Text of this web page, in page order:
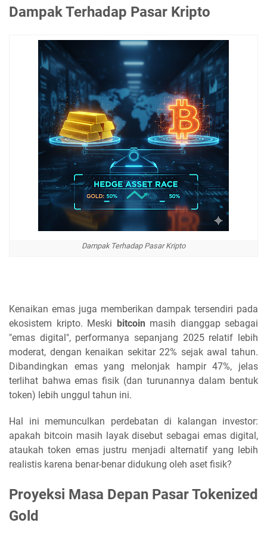
Dampak Terhadap Pasar Kripto
Dampak Terhadap Pasar Kripto
Kenaikan emas juga memberikan dampak tersendiri pada
ekosistem kripto. Meski bitcoin masih dianggap sebagai
"emas digital", performanya sepanjang 2025 relatif lebih
moderat, dengan kenaikan sekitar 22% sejak awal tahun.
Dibandingkan emas yang melonjak hampir 47%, jelas
terlihat bahwa emas fisik (dan turunannya dalam bentuk
token) lebih unggul tahun ini.
Hal ini memunculkan perdebatan di kalangan investor:
apakah bitcoin masih layak disebut sebagai emas digital,
ataukah token emas justru menjadi alternatif yang lebih
realistis karena benar-benar didukung oleh aset fisik?
Proyeksi Masa Depan Pasar Tokenized
Gold